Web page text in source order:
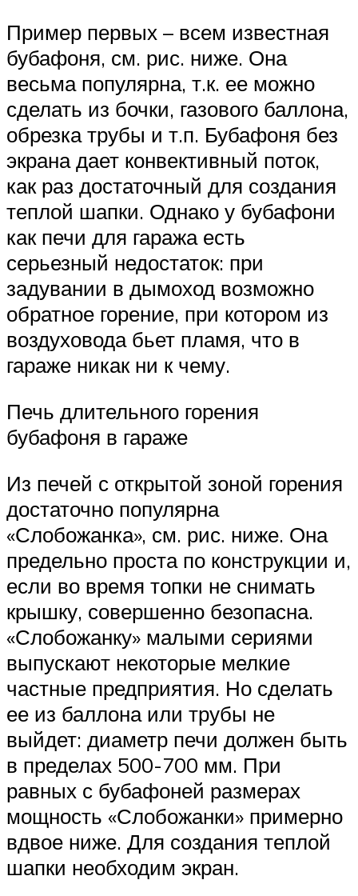
Пример первых – всем известная
бубафоня, см. рис. ниже. Она
весьма популярна, т.к. ее можно
сделать из бочки, газового баллона,
обрезка трубы и т.п. Бубафоня без
экрана дает конвективный поток,
как раз достаточный для создания
теплой шапки. Однако у бубафони
как печи для гаража есть
серьезный недостаток: при
задувании в дымоход возможно
обратное горение, при котором из
воздуховода бьет пламя, что в
гараже никак ни к чему.
Печь длительного горения
бубафоня в гараже
Из печей с открытой зоной горения
достаточно популярна
«Слобожанка», см. рис. ниже. Она
предельно проста по конструкции и,
если во время топки не снимать
крышку, совершенно безопасна.
«Слобожанку» малыми сериями
выпускают некоторые мелкие
частные предприятия. Но сделать
ее из баллона или трубы не
выйдет: диаметр печи должен быть
в пределах 500-700 мм. При
равных с бубафоней размерах
мощность «Слобожанки» примерно
вдвое ниже. Для создания теплой
шапки необходим экран.